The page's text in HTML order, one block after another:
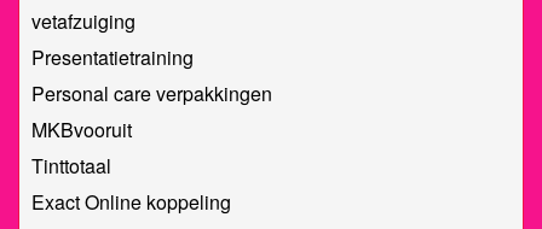
vetafzuiging
Presentatietraining
Personal care verpakkingen
MKBvooruit
Tinttotaal
Exact Online koppeling